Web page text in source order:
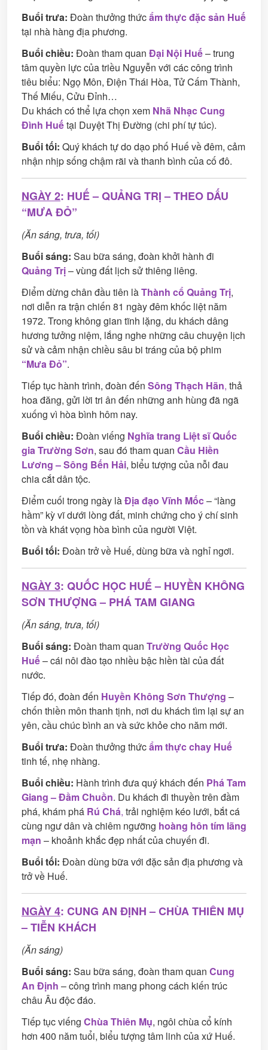
Buổi trưa: Đoàn thưởng thứcẩm thực đặc sản Huế
tại nhà hàng địa phương.
Buổi chiều: Đoàn tham quan Đại Nội Huế– trung
tâm quyền lực của triều Nguyễn với các công trình
tiêu biểu: Ngọ Môn, Điện Thái Hòa, Tử Cấm Thành,
Thế Miếu, Cửu Đỉnh…
Du khách có thể lựa chọn xem Nhã Nhạc Cung
Đình Huếtại Duyệt Thị Đường (chi phí tự túc).
Buổi tối: Quý khách tự do dạo phố Huế về đêm, cảm
nhận nhịp sống chậm rãi và thanh bình của cố đô.
NGÀY 2: HUẾ – QUẢNG TRỊ – THEO DẤU
“MƯA ĐỎ”
(Ăn sáng, trưa, tối)
Buổi sáng: Sau bữa sáng, đoàn khởi hành đi
Quảng Trị– vùng đất lịch sử thiêng liêng.
Điểm dừng chân đầu tiên làThành cổ Quảng Trị,
nơi diễn ra trận chiến 81 ngày đêm khốc liệt năm
1972. Trong không gian tĩnh lặng, du khách dâng
hương tưởng niệm, lắng nghe những câu chuyện lịch
sử và cảm nhận chiều sâu bi tráng của bộ phim
“Mưa Đỏ”.
Tiếp tục hành trình, đoàn đến Sông Thạch Hãn, thả
hoa đăng, gửi lời tri ân đến những anh hùng đã ngã
xuống vì hòa bình hôm nay.
Buổi chiều: Đoàn viếng Nghĩa trang Liệt sĩ Quốc
gia Trường Sơn, sau đó tham quan Cầu Hiền
Lương – Sông Bến Hải, biểu tượng của nỗi đau
chia cắt dân tộc.
Điểm cuối trong ngày làĐịa đạo Vĩnh Mốc– “làng
hầm” kỳ vĩ dưới lòng đất, minh chứng cho ý chí sinh
tồn và khát vọng hòa bình của người Việt.
Buổi tối: Đoàn trở về Huế, dùng bữa và nghỉ ngơi.
NGÀY 3: QUỐC HỌC HUẾ – HUYỀN KHÔNG
SƠN THƯỢNG – PHÁ TAM GIANG
(Ăn sáng, trưa, tối)
Buổi sáng: Đoàn tham quan Trường Quốc Học
Huế– cái nôi đào tạo nhiều bậc hiền tài của đất
nước.
Tiếp đó, đoàn đến Huyền Không Sơn Thượng –
chốn thiền môn thanh tịnh, nơi du khách tìm lại sự an
yên, cầu chúc bình an và sức khỏe cho năm mới.
Buổi trưa: Đoàn thưởng thứcẩm thực chay Huế
tinh tế, nhẹ nhàng.
Buổi chiều: Hành trình đưa quý khách đến Phá Tam
Giang – Đầm Chuồn. Du khách đi thuyền trên đầm
phá, khám phá Rú Chá, trải nghiệm kéo lưới, bắt cá
cùng ngư dân và chiêm ngưỡng hoàng hôn tím lãng
mạn – khoảnh khắc đẹp nhất của chuyến đi.
Buổi tối: Đoàn dùng bữa với đặc sản địa phương và
trở về Huế.
NGÀY 4: CUNG AN ĐỊNH – CHÙA THIÊN MỤ
– TIỄN KHÁCH
(Ăn sáng)
Buổi sáng: Sau bữa sáng, đoàn tham quan Cung
An Định – công trình mang phong cách kiến trúc
châu Âu độc đáo.
Tiếp tục viếng Chùa Thiên Mụ, ngôi chùa cổ kính
hơn 400 năm tuổi, biểu tượng tâm linh của xứ Huế.